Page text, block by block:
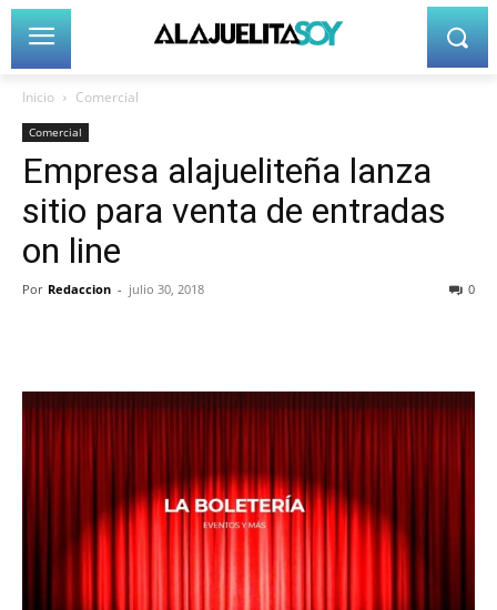
Inicio Comercial
Comercial
Empresa alajueliteña lanza
sitio para venta de entradas
on line
Por Redaccion - julio 30, 2018 0